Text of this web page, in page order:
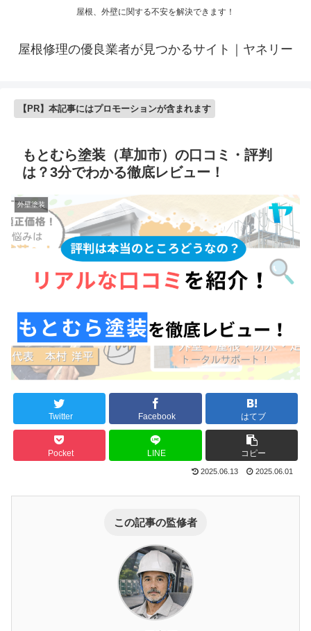
屋根、外壁に関する不安を解決できます！
屋根修理の優良業者が見つかるサイト｜ヤネリー
【PR】本記事にはプロモーションが含まれます
もとむら塗装（草加市）の口コミ・評判
は？3分でわかる徹底レビュー！
外壁塗装
Twitter Facebook はてブ
Pocket LINE コピー
2025.06.13 2025.06.01
この記事の監修者